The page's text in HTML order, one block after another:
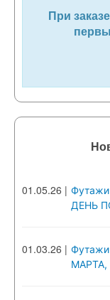
При
01.05.26 | Футажи
ДЕНЬ
01.03.26 | Футажи
МАРТА,